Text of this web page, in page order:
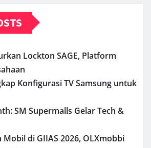
Lockton SAGE, Platform
Konfigurasi TV Samsung untuk
SM Supermalls Gelar Tech &
Mobil di GIIAS 2026, OLXmobbi